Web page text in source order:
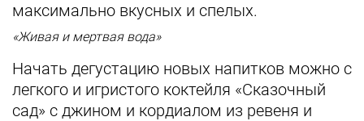
максимально вкусных и спелых.
«Живая и мертвая вода»
Начать дегустацию новых напитков можно с
легкого и игристого коктейля «Сказочный
сад» с джином и кордиалом из ревеня и